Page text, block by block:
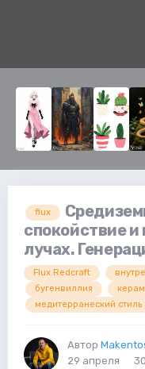
flux
спокойствие
лучах.
Flux.Redcraft
бугенвиллия
медитерранеский стиль
Автор
29 апреля